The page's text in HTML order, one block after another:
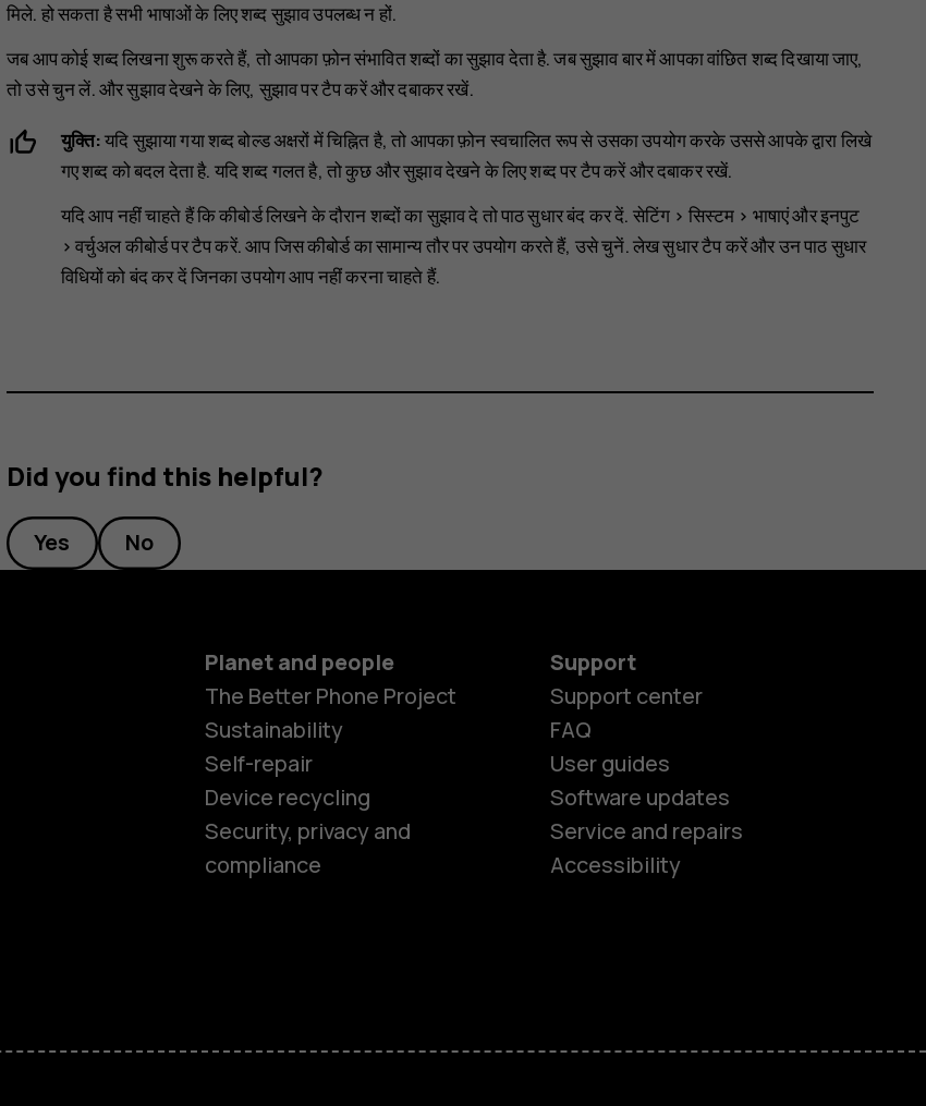
Smartphones
Accessories
मिले. हो सकता है सभी भाषाओं के लिए शब्द सुझाव उपलब्ध न हों.
जब आप कोई शब्द लिखना शुरू करते हैं, तो आपका फ़ोन संभावित शब्दों का सुझाव देता है. जब सुझाव बार में आपका वांछित शब्द दिखाया जाए,
तो उसे चुन लें. और सुझाव देखने के लिए, सुझाव पर टैप करें और दबाकर रखें.
युक्ति:यदि सुझाया गया शब्द बोल्ड अक्षरों में चिह्नित है, तो आपका फ़ोन स्वचालित रूप से उसका उपयोग करके उससे आपके द्वारा लिखे
गए शब्द को बदल देता है. यदि शब्द गलत है, तो कुछ और सुझाव देखने के लिए शब्द पर टैप करें और दबाकर रखें.
यदि आप नहीं चाहते हैं कि कीबोर्ड लिखने के दौरान शब्दों का सुझाव दे तो पाठ सुधार बंद कर दें. सेटिंग > सिस्टम > भाषाएं और इनपुट
> वर्चुअल कीबोर्डपर टैप करें. आप जिस कीबोर्ड का सामान्य तौर पर उपयोग करते हैं, उसे चुनें.लेख सुधारटैप करें और उन पाठ सुधार
विधियों को बंद कर दें जिनका उपयोग आप नहीं करना चाहते हैं.
Did you find this helpful?
Yes No
Planet and people
The Better Phone Project
Sustainability
Self-repair
Device recycling
Security, privacy and
compliance
Support
Support center
FAQ
User guides
Software updates
Service and repairs
Accessibility